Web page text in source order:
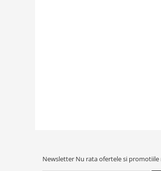
Newsletter Nu rata ofertele si promotiile